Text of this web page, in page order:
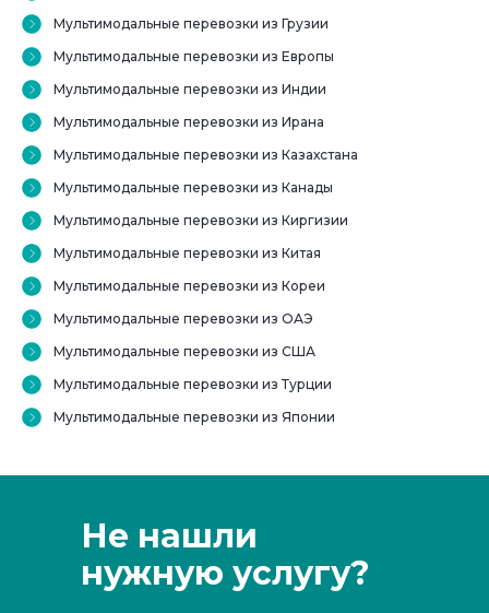
Мультимодальные перевозки из Грузии
Мультимодальные перевозки из Европы
Мультимодальные перевозки из Индии
Мультимодальные перевозки из Ирана
Мультимодальные перевозки из Казахстана
Мультимодальные перевозки из Канады
Мультимодальные перевозки из Киргизии
Мультимодальные перевозки из Китая
Мультимодальные перевозки из Кореи
Мультимодальные перевозки из ОАЭ
Мультимодальные перевозки из США
Мультимодальные перевозки из Турции
Мультимодальные перевозки из Японии
Не нашли
нужную услугу?